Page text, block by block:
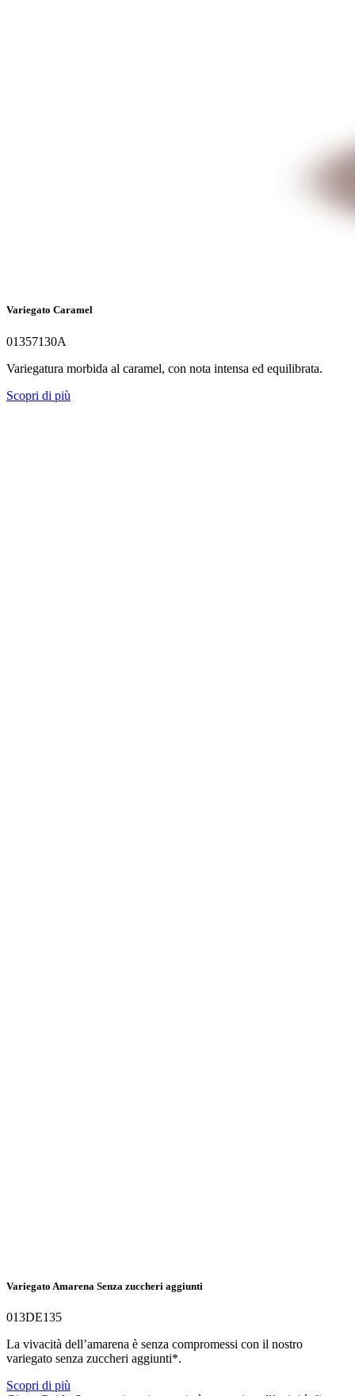
Variegato Caramel
01357130A
Variegatura morbida al caramel, con nota intensa ed equilibrata.
Scopri di più
Variegato Amarena Senza zuccheri aggiunti
013DE135
La vivacità dell’amarena è senza compromessi con il nostro
variegato senza zuccheri aggiunti*.
Scopri di più